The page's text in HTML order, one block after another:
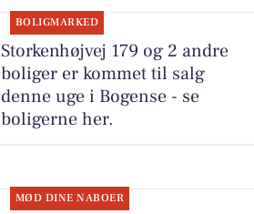
BOLIGMARKED
Storkenhøjvej 179 og 2 andre
boliger er kommet til salg
denne uge i Bogense - se
boligerne her.
MØD DINE NABOER